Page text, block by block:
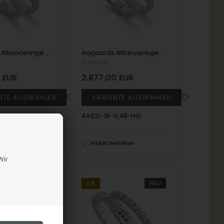
Aagaards Allianceringe model 621 - 14 kt hvidguld med 3 stk 0,21 ct TW/SI
EUR
HG
Aagaards Allianceringe model 621 - 14 kt hvidguld med 3 stk 0,16 ct TW/SI
2.877,00 EUR
AA621-16-0,48-HG
Artikel bestellen
NEU
6%